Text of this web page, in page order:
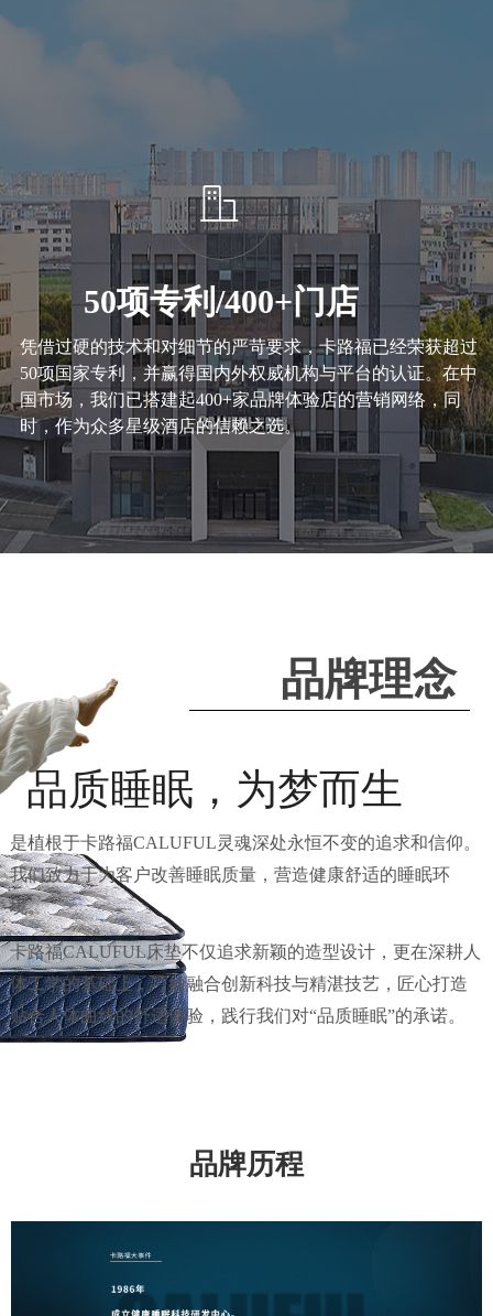
品牌历程
ꀶ
50项专利/400+门店
凭借过硬的技术和对细节的严苛要求，卡路福已经荣获超过
50项国家专利，并赢得国内外权威机构与平台的认证。在中
国市场，我们已搭建起400+家品牌体验店的营销网络，同
时，作为众多星级酒店的信赖之选。
品牌理念
品质睡眠，为梦而生
是植根于卡路福CALUFUL灵魂深处永恒不变的追求和信仰。
我们致力于为客户改善睡眠质量，营造健康舒适的睡眠环
境。
卡路福CALUFUL床垫不仅追求新颖的造型设计，更在深耕人
体工学的基础上，巧妙融合创新科技与精湛技艺，匠心打造
贴合人体曲线的舒适体验，践行我们对“品质睡眠”的承诺。